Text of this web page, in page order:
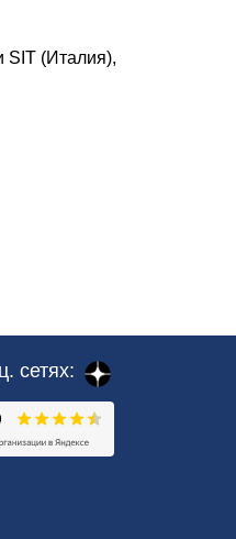
SIT (Италия),
сетях: